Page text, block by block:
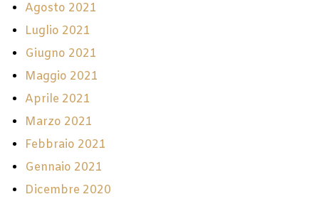
Agosto 2021
Luglio 2021
Giugno 2021
Maggio 2021
Aprile 2021
Marzo 2021
Febbraio 2021
Gennaio 2021
Dicembre 2020